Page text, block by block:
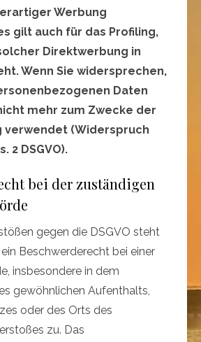
Werbung
gilt auch für das Profiling,
Direktwerbung in
Wenn Sie widersprechen,
Daten
mehr zum Zwecke der
verwendet (Widerspruch
2 DSGVO).
bei der zuständigen
gegen die DSGVO steht
Beschwerderecht bei einer
insbesondere in dem
gewöhnlichen Aufenthalts,
oder des Orts des
zu. Das